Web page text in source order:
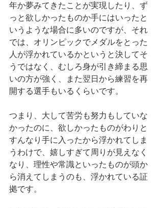
年か夢みてきたことが実現したり、ず
っと欲しかったものか手にはいったと
いうような場合に多いのですが、それ
では、オリンピックでメダルをとった
人が浮かれているかというと決してそ
うではなく、むしろ身が引き締まる思
いの方が強く、また翌日から練習を再
開する選手もいるくらいです。
つまり、大して苦労も努力もしていな
かったのに、欲しかったものがわりと
すんなり手に入ったから浮かれてしま
うわけで、嬉しすぎて周りが見えなく
なり、理性や常識といったものが頭か
ら消えてしまうのも、浮かれている証
拠です。